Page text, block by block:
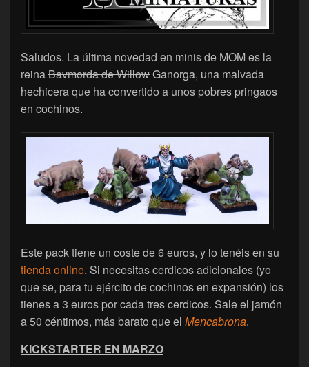
Saludos. La última novedad en minis de MOM es la
reinaBavmorda de WillowGanorga, una malvada
hechicera que ha convertido a unos pobres pringaos
en cochinos.
Este pack tiene un coste de 6 euros, y lo tenéis en su
tienda online. Si necesitas cerdicos adicionales (yo
que se, para tu ejército de cochinos en expansión) los
tienes a 3 euros por cada tres cerdicos. Sale el jamón
a 50 céntimos, más barato que el Mencabrona.
KICKSTARTER EN MARZO